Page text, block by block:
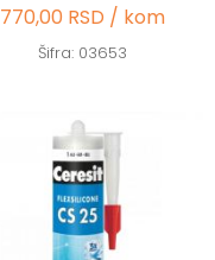
770,00 RSD / kom
Šifra: 03653